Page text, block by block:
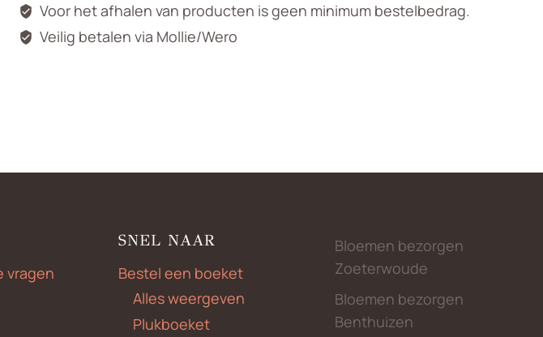
Voor het afhalen van producten is geen minimum bestelbedrag.
Veilig betalen via Mollie/Wero
vragen
SNEL NAAR
Bestel een boeket
Alles weergeven
Plukboeket
Bloemen bezorgen
Zoeterwoude
Bloemen bezorgen
Benthuizen